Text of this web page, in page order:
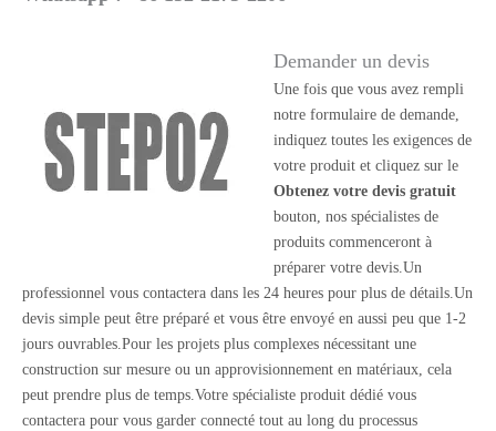
Demander un devis
Une fois que vous avez rempli
notre formulaire de demande,
indiquez toutes les exigences de
votre produit et cliquez sur le
Obtenez votre devis gratuit
bouton, nos spécialistes de
produits commenceront à
préparer votre devis.Un
professionnel vous contactera dans les 24 heures pour plus de détails.Un
devis simple peut être préparé et vous être envoyé en aussi peu que 1-2
jours ouvrables.Pour les projets plus complexes nécessitant une
construction sur mesure ou un approvisionnement en matériaux, cela
peut prendre plus de temps.Votre spécialiste produit dédié vous
contactera pour vous garder connecté tout au long du processus